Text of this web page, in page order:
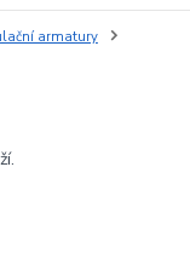
armatury